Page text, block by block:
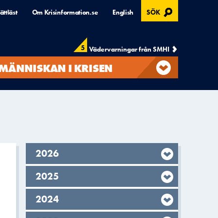
Om Krisinformation.se English SÖK , ÖPPNAS I MODAL
5 Vädervarningar från SMHI
I KRISEN
År,
2026
År,
2025
År,
2024